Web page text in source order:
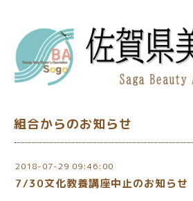
組合からのお知らせ
2018-07-29 09:46:00
7/30文化教養講座中止のお知らせ